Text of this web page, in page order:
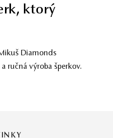
ktorý
Diamonds
ručná výroba šperkov.